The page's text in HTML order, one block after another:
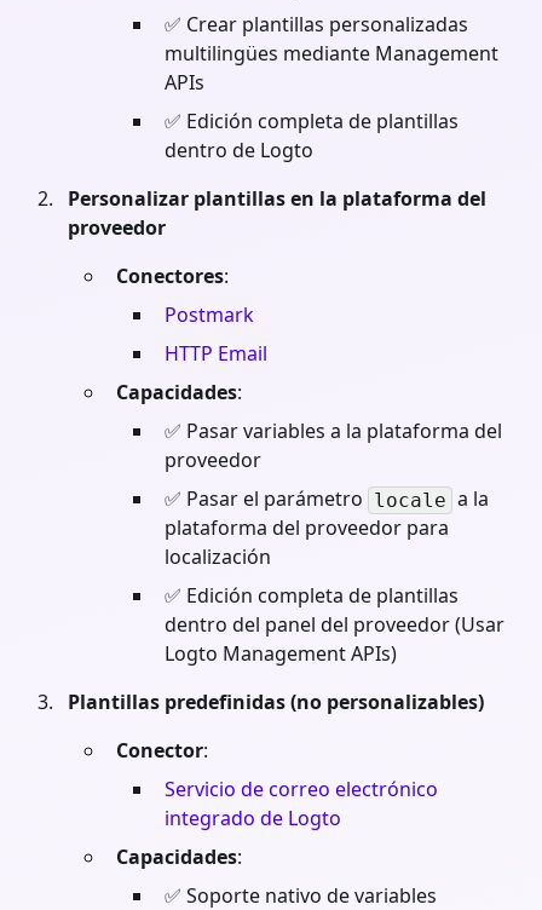
✅ Crear plantillas personalizadas
multilingües mediante Management
APIs
✅ Edición completa de plantillas
dentro de Logto
Personalizar plantillas en la plataforma del
proveedor
Conectores:
Postmark
HTTP Email
Capacidades:
✅ Pasar variables a la plataforma del
proveedor
✅ Pasar el parámetro locale a la
plataforma del proveedor para
localización
✅ Edición completa de plantillas
dentro del panel del proveedor (Usar
Logto Management APIs)
Plantillas predefinidas (no personalizables)
Conector:
Servicio de correo electrónico
integrado de Logto
Capacidades:
✅ Soporte nativo de variables